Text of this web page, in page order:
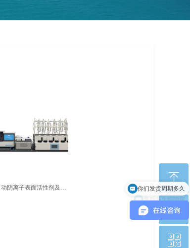
OL2030全自动阴离子表面活性剂及挥发酚分析仪
ꁸ
回到顶部
ꂅ
400-811-0576
ꀥ
你们发货周期多久
售后多久能响应